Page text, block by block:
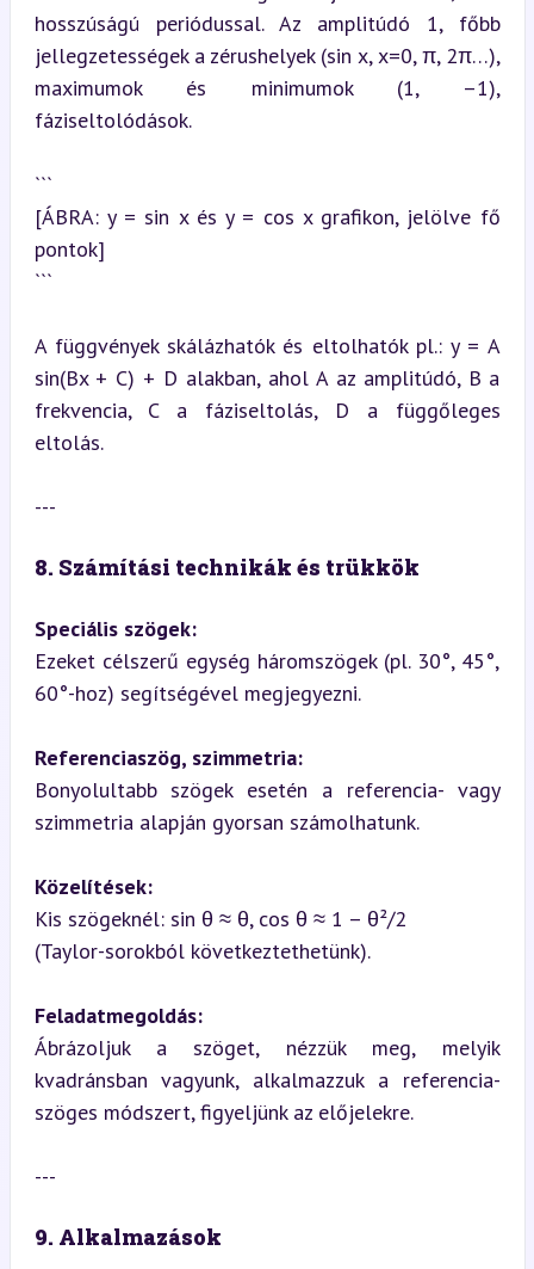
hosszúságú periódussal. Az amplitúdó 1, főbb
jellegzetességek a zérushelyek (sin x, x=0, π, 2π…),
maximumok és minimumok (1, –1),
fáziseltolódások.
```
[ÁBRA: y = sin x és y = cos x grafikon, jelölve fő
pontok]
```
A függvények skálázhatók és eltolhatók pl.: y = A
sin(Bx + C) + D alakban, ahol A az amplitúdó, B a
frekvencia, C a fáziseltolás, D a függőleges
eltolás.
---
8. Számítási technikák és trükkök
Speciális szögek:
Ezeket célszerű egység háromszögek (pl. 30°, 45°,
60°-hoz) segítségével megjegyezni.
Referenciaszög, szimmetria:
Bonyolultabb szögek esetén a referencia- vagy
szimmetria alapján gyorsan számolhatunk.
Közelítések:
Kis szögeknél: sin θ ≈ θ, cos θ ≈ 1 – θ²/2
(Taylor-sorokból következtethetünk).
Feladatmegoldás:
Ábrázoljuk a szöget, nézzük meg, melyik
kvadránsban vagyunk, alkalmazzuk a referencia-
szöges módszert, figyeljünk az előjelekre.
---
9. Alkalmazások